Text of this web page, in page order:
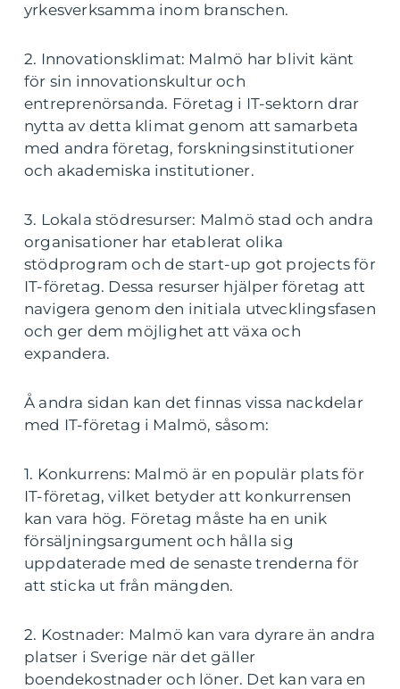
yrkesverksamma inom branschen.
2. Innovationsklimat: Malmö har blivit känt
för sin innovationskultur och
entreprenörsanda. Företag i IT-sektorn drar
nytta av detta klimat genom att samarbeta
med andra företag, forskningsinstitutioner
och akademiska institutioner.
3. Lokala stödresurser: Malmö stad och andra
organisationer har etablerat olika
stödprogram och de start-up got projects för
IT-företag. Dessa resurser hjälper företag att
navigera genom den initiala utvecklingsfasen
och ger dem möjlighet att växa och
expandera.
Å andra sidan kan det finnas vissa nackdelar
med IT-företag i Malmö, såsom:
1. Konkurrens: Malmö är en populär plats för
IT-företag, vilket betyder att konkurrensen
kan vara hög. Företag måste ha en unik
försäljningsargument och hålla sig
uppdaterade med de senaste trenderna för
att sticka ut från mängden.
2. Kostnader: Malmö kan vara dyrare än andra
platser i Sverige när det gäller
boendekostnader och löner. Det kan vara en